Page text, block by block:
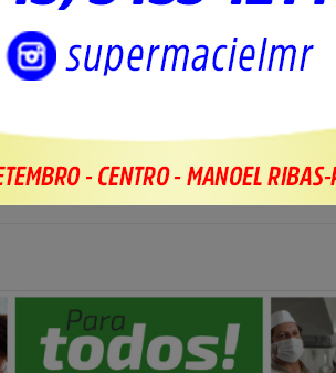
crack, e um comprovante de
via pix, de pagamento da drogas.
assessoria, com edição NH Notícias